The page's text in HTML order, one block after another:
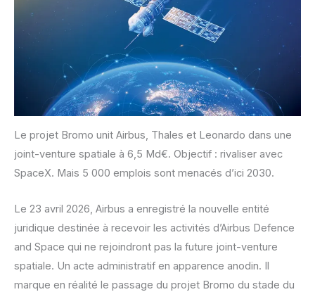
Le projet Bromo unit Airbus, Thales et Leonardo dans une
joint-venture spatiale à 6,5 Md€. Objectif : rivaliser avec
SpaceX. Mais 5 000 emplois sont menacés d’ici 2030.
Le 23 avril 2026, Airbus a enregistré la nouvelle entité
juridique destinée à recevoir les activités d’Airbus Defence
and Space qui ne rejoindront pas la future joint-venture
spatiale. Un acte administratif en apparence anodin. Il
marque en réalité le passage du projet Bromo du stade du